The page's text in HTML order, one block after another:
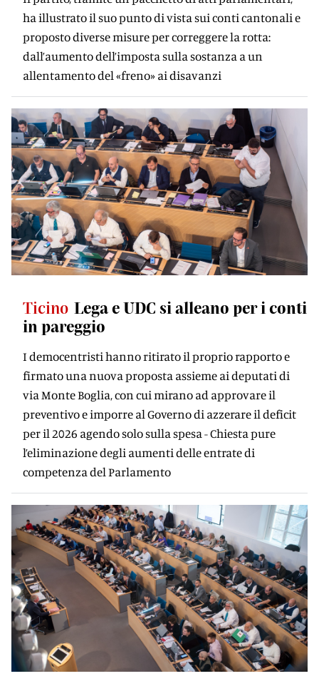
ha illustrato il suo punto di vista sui conti cantonali e
proposto diverse misure per correggere la rotta:
dall’aumento dell’imposta sulla sostanza a un
allentamento del «freno» ai disavanzi
Ticino Lega e UDC si alleano per i conti
in pareggio
I democentristi hanno ritirato il proprio rapporto e
firmato una nuova proposta assieme ai deputati di
via Monte Boglia, con cui mirano ad approvare il
preventivo e imporre al Governo di azzerare il deficit
per il 2026 agendo solo sulla spesa - Chiesta pure
l’eliminazione degli aumenti delle entrate di
competenza del Parlamento